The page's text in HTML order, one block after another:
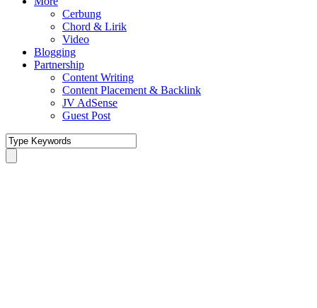
Cerbung
Chord & Lirik
Video
Blogging
Partnership
Content Writing
Content Placement & Backlink
JV AdSense
Guest Post